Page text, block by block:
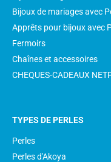
Bijoux de mariages avec
Apprêts pour bijoux avec
Fermoirs
Chaînes et accessoires
CHEQUES-CADEAUX
TYPES DE PERLES
Perles
Perles d'Akoya